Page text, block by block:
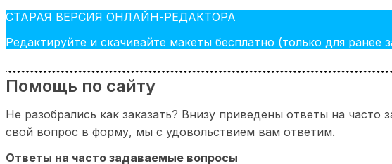
СТАРАЯ ВЕРСИЯ ОНЛАЙН-РЕДАКТОРА
Редактируйте и скачивайте макеты бесплатно (только для ранее
Помощь по сайту
Не разобрались как заказать? Внизу приведены ответы на
свой вопрос в форму, мы с удовольствием вам ответим.
Ответы на часто задаваемые вопросы